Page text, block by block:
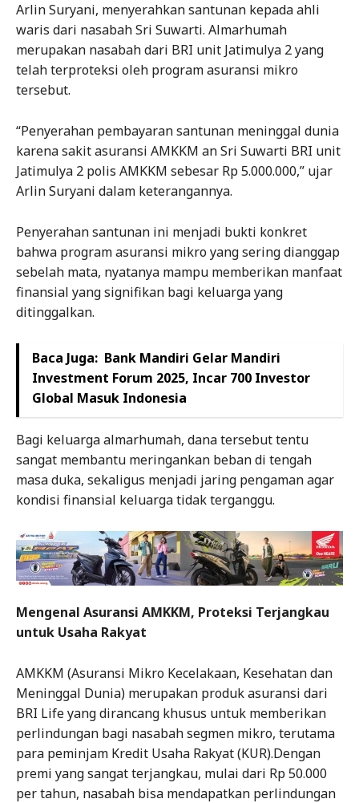
Arlin Suryani, menyerahkan santunan kepada ahli
waris dari nasabah Sri Suwarti. Almarhumah
merupakan nasabah dari BRI unit Jatimulya 2 yang
telah terproteksi oleh program asuransi mikro
tersebut.
“Penyerahan pembayaran santunan meninggal dunia
karena sakit asuransi AMKKM an Sri Suwarti BRI unit
Jatimulya 2 polis AMKKM sebesar Rp 5.000.000,” ujar
Arlin Suryani dalam keterangannya.
Penyerahan santunan ini menjadi bukti konkret
bahwa program asuransi mikro yang sering dianggap
sebelah mata, nyatanya mampu memberikan manfaat
finansial yang signifikan bagi keluarga yang
ditinggalkan.
Baca Juga: Bank Mandiri Gelar Mandiri
Investment Forum 2025, Incar 700 Investor
Global Masuk Indonesia
Bagi keluarga almarhumah, dana tersebut tentu
sangat membantu meringankan beban di tengah
masa duka, sekaligus menjadi jaring pengaman agar
kondisi finansial keluarga tidak terganggu.
Mengenal Asuransi AMKKM, Proteksi Terjangkau
untuk Usaha Rakyat
AMKKM (Asuransi Mikro Kecelakaan, Kesehatan dan
Meninggal Dunia) merupakan produk asuransi dari
BRI Life yang dirancang khusus untuk memberikan
perlindungan bagi nasabah segmen mikro, terutama
para peminjam Kredit Usaha Rakyat (KUR).Dengan
premi yang sangat terjangkau, mulai dari Rp 50.000
per tahun, nasabah bisa mendapatkan perlindungan